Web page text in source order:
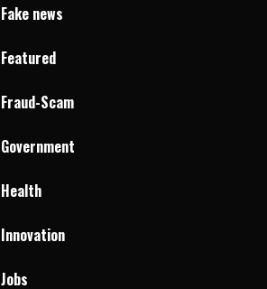
Fake news
Featured
Fraud-Scam
Government
Health
Innovation
Jobs